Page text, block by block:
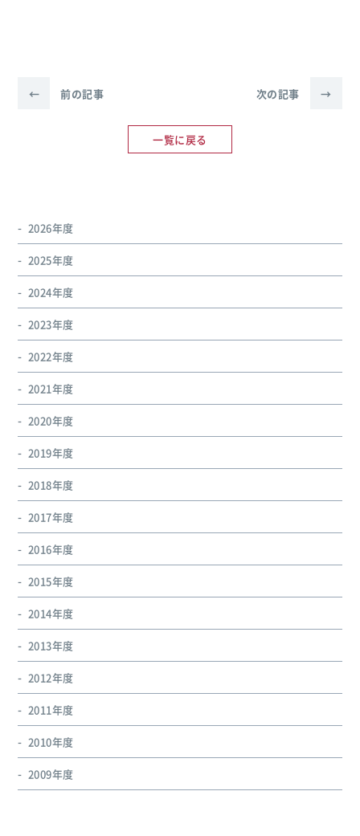
← 前の記事
一覧に戻る
次の記事 →
2026年度
2025年度
2024年度
2023年度
2022年度
2021年度
2020年度
2019年度
2018年度
2017年度
2016年度
2015年度
2014年度
2013年度
2012年度
2011年度
2010年度
2009年度